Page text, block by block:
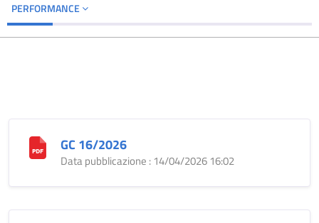
PERFORMANCE
GC 16/2026
Data pubblicazione : 14/04/2026 16:02